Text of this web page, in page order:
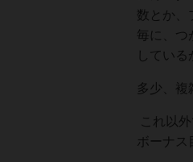
数とか、
毎に、つ
してい
多少、複
これ以
ボーナス